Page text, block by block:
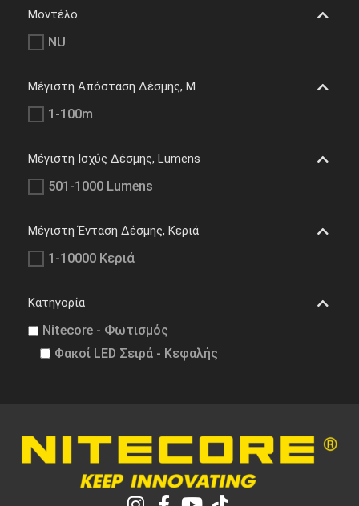
Μοντέλο
NU
Μέγιστη Απόσταση Δέσμης, M
1-100m
Μέγιστη Ισχύς Δέσμης, Lumens
501-1000 Lumens
Μέγιστη Ένταση Δέσμης, Κεριά
1-10000 Κεριά
Κατηγορία
Nitecore - Φωτισμός
Φακοί LED Σειρά - Κεφαλής